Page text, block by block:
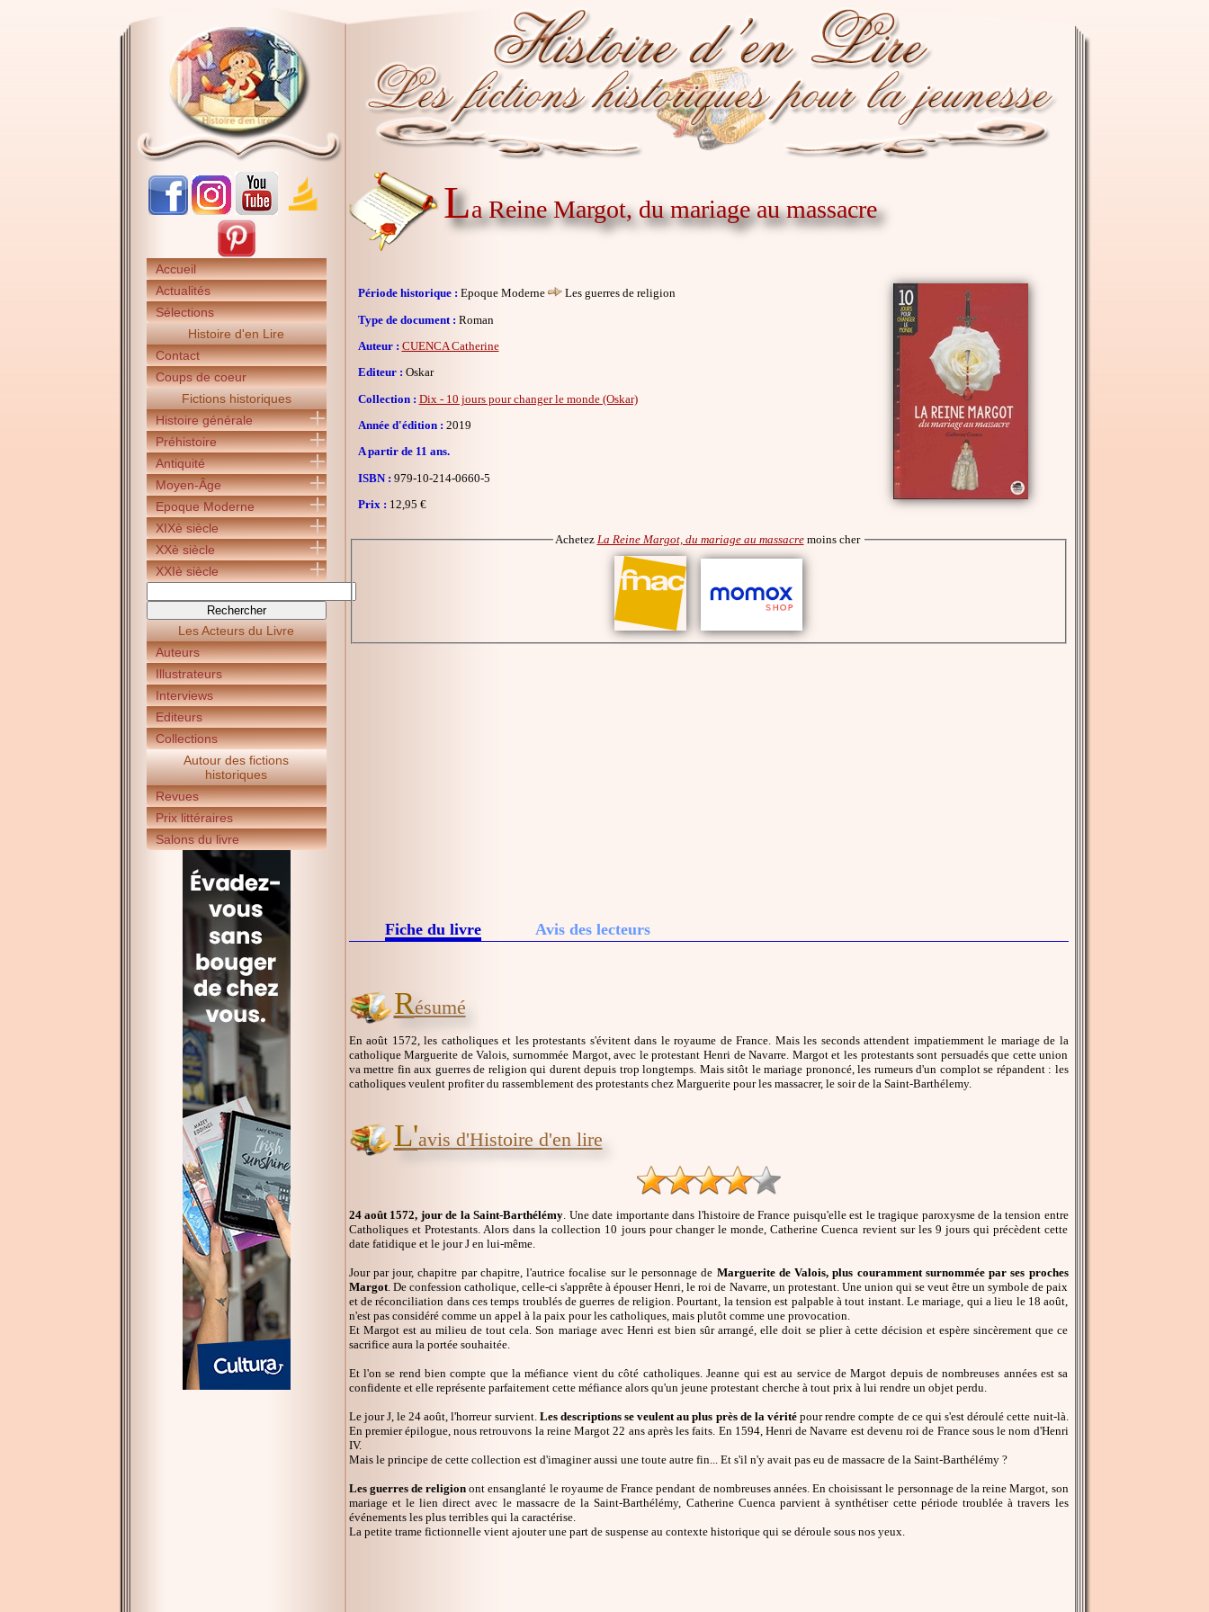
Accueil
Actualités
Sélections
Histoire d'en Lire
Contact
Coups de coeur
Fictions historiques
Histoire générale
Préhistoire
Antiquité
Moyen-Âge
Epoque Moderne
XIXè siècle
XXè siècle
XXIè siècle
Les Acteurs du Livre
Auteurs
Illustrateurs
Interviews
Editeurs
Collections
Autour des fictions
historiques
Revues
Prix littéraires
Salons du livre
La Reine Margot, du mariage au massacre
Période historique : Epoque Moderne
Les guerres de religion
Type de document : Roman
Auteur : CUENCA Catherine
Editeur : Oskar
Collection : Dix - 10 jours pour changer le monde (Oskar)
Année d'édition : 2019
A partir de 11 ans.
ISBN : 979-10-214-0660-5
Prix : 12,95 €
Achetez La Reine Margot, du mariage au massacremoins cher
Fiche du livre Avis des lecteurs
Résumé
En août 1572, les catholiques et les protestants s'évitent dans le royaume de France. Mais les seconds attendent impatiemment le mariage de la
catholique Marguerite de Valois, surnommée Margot, avec le protestant Henri de Navarre. Margot et les protestants sont persuadés que cette union
va mettre fin aux guerres de religion qui durent depuis trop longtemps. Mais sitôt le mariage prononcé, les rumeurs d'un complot se répandent : les
catholiques veulent profiter du rassemblement des protestants chez Marguerite pour les massacrer, le soir de la Saint-Barthélemy.
L'avis d'Histoire d'en lire
24 août 1572, jour de la Saint-Barthélémy. Une date importante dans l'histoire de France puisqu'elle est le tragique paroxysme de la tension entre
Catholiques et Protestants. Alors dans la collection 10 jours pour changer le monde, Catherine Cuenca revient sur les 9 jours qui précèdent cette
date fatidique et le jour J en lui-même.
Jour par jour, chapitre par chapitre, l'autrice focalise sur le personnage de Marguerite de Valois, plus couramment surnommée par ses proches
Margot. De confession catholique, celle-ci s'apprête à épouser Henri, le roi de Navarre, un protestant. Une union qui se veut être un symbole de paix
et de réconciliation dans ces temps troublés de guerres de religion. Pourtant, la tension est palpable à tout instant. Le mariage, qui a lieu le 18 août,
n'est pas considéré comme un appel à la paix pour les catholiques, mais plutôt comme une provocation.
Et Margot est au milieu de tout cela. Son mariage avec Henri est bien sûr arrangé, elle doit se plier à cette décision et espère sincèrement que ce
sacrifice aura la portée souhaitée.
Et l'on se rend bien compte que la méfiance vient du côté catholiques. Jeanne qui est au service de Margot depuis de nombreuses années est sa
confidente et elle représente parfaitement cette méfiance alors qu'un jeune protestant cherche à tout prix à lui rendre un objet perdu.
Le jour J, le 24 août, l'horreur survient. Les descriptions se veulent au plus près de la vérité pour rendre compte de ce qui s'est déroulé cette nuit-là.
En premier épilogue, nous retrouvons la reine Margot 22 ans après les faits. En 1594, Henri de Navarre est devenu roi de France sous le nom d'Henri
IV.
Mais le principe de cette collection est d'imaginer aussi une toute autre fin... Et s'il n'y avait pas eu de massacre de la Saint-Barthélémy ?
Les guerres de religion ont ensanglanté le royaume de France pendant de nombreuses années. En choisissant le personnage de la reine Margot, son
mariage et le lien direct avec le massacre de la Saint-Barthélémy, Catherine Cuenca parvient à synthétiser cette période troublée à travers les
événements les plus terribles qui la caractérise.
La petite trame fictionnelle vient ajouter une part de suspense au contexte historique qui se déroule sous nos yeux.